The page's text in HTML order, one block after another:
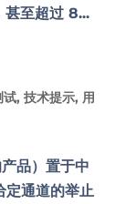
甚至超过 8...
试, 技术提示, 用
品）置于中
定通道的举止